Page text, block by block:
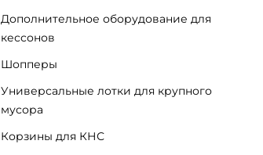
Дополнительное оборудование для
кессонов
Шопперы
Универсальные лотки для крупного
мусора
Корзины для КНС